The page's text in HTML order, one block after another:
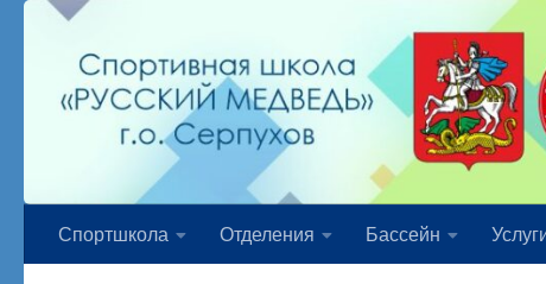
Спортшкола Отделения Бассейн